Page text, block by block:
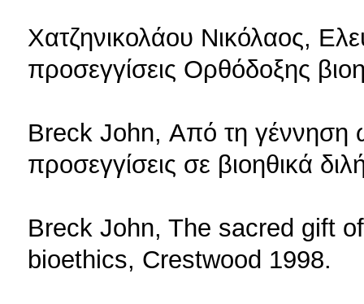
Χατζηνικολάου Νικόλαος,
προσεγγίσεις Ορθόδοξης
Breck John, Από τη γέννηση
προσεγγίσεις σε βιοηθικά
Breck John, The sacred gift
bioethics, Crestwood 1998.